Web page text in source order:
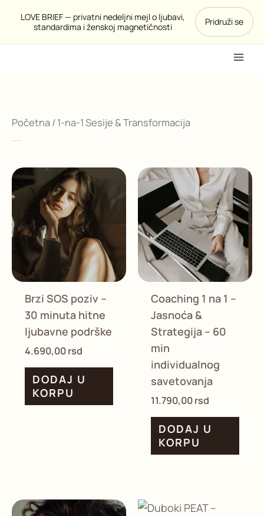
LOVE BRIEF — privatni nedeljni mejl o ljubavi,
standardima i ženskoj magnetičnosti
Pridruži se
sadržaj
Početna/ 1-na-1 Sesije & Transformacija
Brzi SOS poziv –
30 minuta hitne
ljubavne podrške
4.690,00rsd
DODAJ U
KORPU
Coaching 1 na 1 –
Jasnoća &
Strategija – 60
min
individualnog
savetovanja
11.790,00rsd
DODAJ U
KORPU